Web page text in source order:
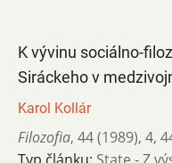
K vývinu sociálno-
Siráckeho v
Karol Kollár
Filozofia, 44 (1989), 4,